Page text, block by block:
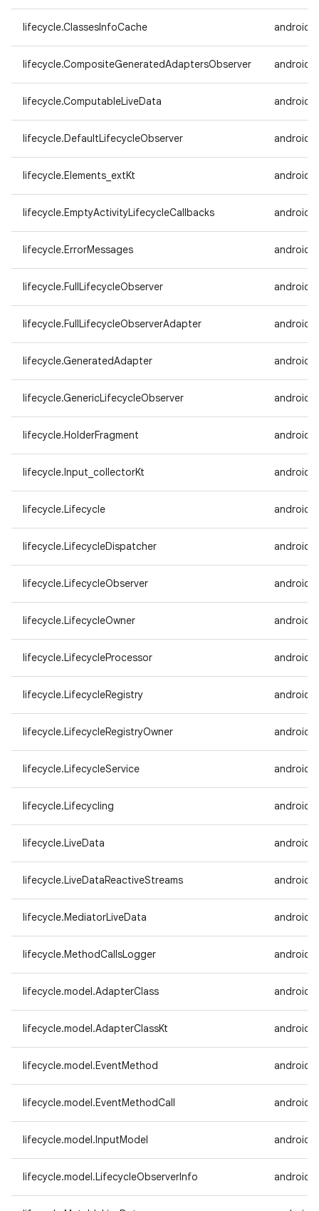
lifecycle.ClassesInfoCache
lifecycle.CompositeGeneratedAdaptersObserver
lifecycle.ComputableLiveData
lifecycle.DefaultLifecycleObserver
lifecycle.Elements_extKt
lifecycle.EmptyActivityLifecycleCallbacks
lifecycle.ErrorMessages
lifecycle.FullLifecycleObserver
lifecycle.FullLifecycleObserverAdapter
lifecycle.GeneratedAdapter
lifecycle.GenericLifecycleObserver
lifecycle.HolderFragment
lifecycle.Input_collectorKt
lifecycle.Lifecycle
lifecycle.LifecycleDispatcher
lifecycle.LifecycleObserver
lifecycle.LifecycleOwner
lifecycle.LifecycleProcessor
lifecycle.LifecycleRegistry
lifecycle.LifecycleRegistryOwner
lifecycle.LifecycleService
lifecycle.Lifecycling
lifecycle.LiveData
lifecycle.LiveDataReactiveStreams
lifecycle.MediatorLiveData
lifecycle.MethodCallsLogger
lifecycle.model.AdapterClass
lifecycle.model.AdapterClassKt
lifecycle.model.EventMethod
lifecycle.model.EventMethodCall
lifecycle.model.InputModel
lifecycle.model.LifecycleObserverInfo